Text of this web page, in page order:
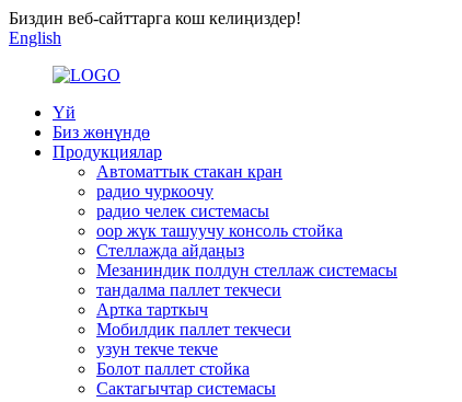
Биздин веб-сайттарга кош келиңиздер!
English
Үй
Биз жөнүндө
Продукциялар
Автоматтык стакан кран
радио чуркоочу
радио челек системасы
оор жүк ташуучу консоль стойка
Стеллажда айдаңыз
Мезаниндик полдун стеллаж системасы
тандалма паллет текчеси
Артка тарткыч
Мобилдик паллет текчеси
узун текче текче
Болот паллет стойка
Сактагычтар системасы